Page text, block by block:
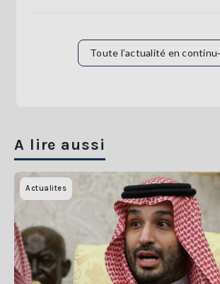
Toute l’actualité en continu
A lire aussi
Actualites